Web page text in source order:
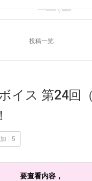
投稿一览
イス 第24回
5
要查看内容，